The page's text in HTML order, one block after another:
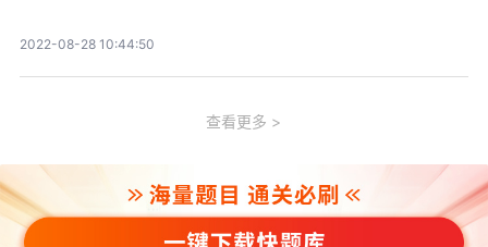
2022-08-28 10:44:50
查看更多